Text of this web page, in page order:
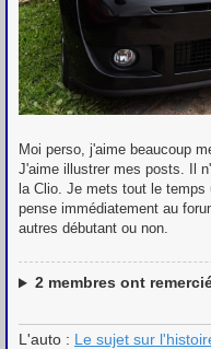
Moi perso, j'aime beaucoup
J'aime illustrer mes posts. Il
la Clio. Je mets tout le
pense immédiatement au
autres débutant ou non.
2membres ont
L'auto : Le sujet sur